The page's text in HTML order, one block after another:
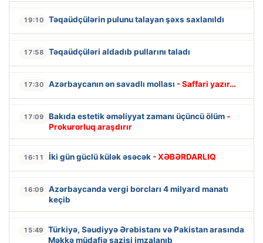
19:10 Təqaüdçülərin pulunu talayan şəxs saxlanıldı
17:58 Təqaüdçüləri aldadıb pullarını taladı
17:30 Azərbaycanın ən savadlı mollası - Saffari yazır…
17:09 Bakıda estetik əməliyyat zamanı üçüncü ölüm -
Prokurorluq araşdırır
16:11 İki gün güclü külək əsəcək - XƏBƏRDARLIQ
16:09
Azərbaycanda vergi borcları 4 milyard manatı
keçib
15:49
Türkiyə, Səudiyyə Ərəbistanı və Pakistan arasında
Məkkə müdafiə sazişi imzalanıb